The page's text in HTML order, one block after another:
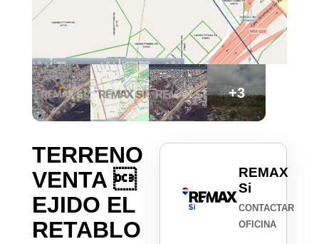
+3
TERRENO
VENTA 
EJIDO EL
RETABLO
REMAX
Si
CONTACTAR
OFICINA